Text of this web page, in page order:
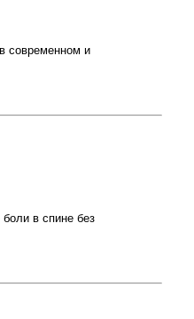
современном и
в спине без